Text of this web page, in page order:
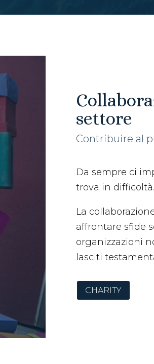
settore
Contribuire al
Da sempre ci
trova in difficoltà.
La
affrontare sfide
organizzazioni
lasciti
CHARITY